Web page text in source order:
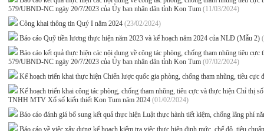
579/UBND-NC ngày 20/7/2023 của Ủy ban nhân dân tỉnh Kon Tum (11/03/2024)
Công khai thông tin Quý I năm 2024 (23/02/2024)
Báo cáo Quỹ tiền lương thực hiện năm 2023 và kế hoạch năm 2024 của NLĐ (Mẫu 2)
Báo cáo kết quả thực hiện các nội dung về công tác phòng, chống tham nhũng tiêu
579/UBND-NC ngày 20/7/2023 của Ủy ban nhân dân tỉnh Kon Tum (07/02/2024)
Kế hoạch triển khai thực hiện Chiến lược quốc gia phòng, chống tham nhũng, tiêu cực
Kế hoạch triển khai công tác phòng, chống tham nhũng, tiêu cực và thực hiện Chỉ thị
TNHH MTV Xổ số kiến thiết Kon Tum năm 2024 (01/02/2024)
Báo cáo đánh giá bổ sung kết quả thực hiện Luật thực hành tiết kiệm, chống lãng phí
Báo cáo về việc xây dựng kế hoạch kiểm tra việc thực hiện định mức, chế độ, tiêu